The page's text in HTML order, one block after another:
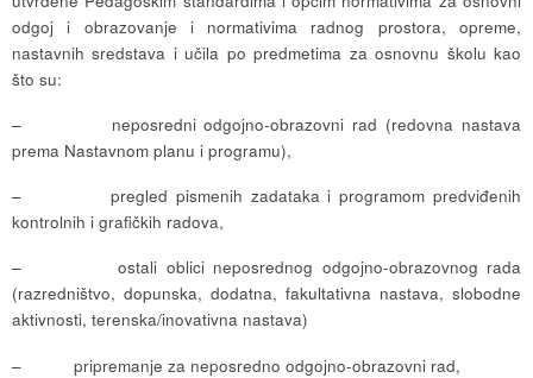
odgoj i obrazovanje i normativima radnog prostora, opreme,
nastavnih sredstava i učila po predmetima za osnovnu školu kao
što su:
– neposredni odgojno-obrazovni rad (redovna nastava
prema Nastavnom planu i programu),
– pregled pismenih zadataka i programom predviđenih
kontrolnih i grafičkih radova,
– ostali oblici neposrednog odgojno-obrazovnog rada
(razredništvo, dopunska, dodatna, fakultativna nastava, slobodne
aktivnosti, terenska/inovativna nastava)
– pripremanje za neposredno odgojno-obrazovni rad,